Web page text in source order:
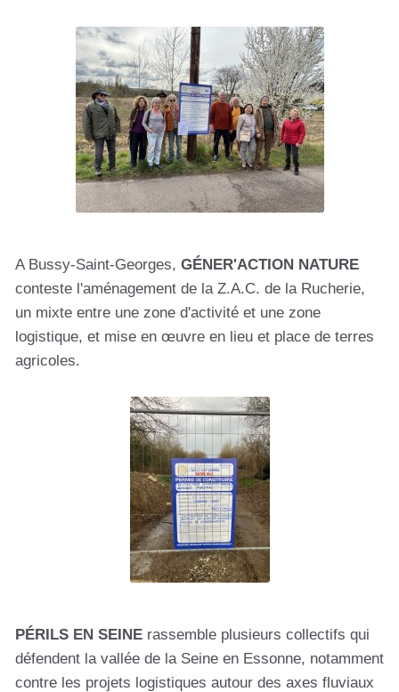
A Bussy-Saint-Georges, GÉNER'ACTION NATURE
conteste l'aménagement de la Z.A.C. de la Rucherie,
un mixte entre une zone d'activité et une zone
logistique, et mise en œuvre en lieu et place de terres
agricoles.
PÉRILS EN SEINE rassemble plusieurs collectifs qui
défendent la vallée de la Seine en Essonne, notamment
contre les projets logistiques autour des axes fluviaux